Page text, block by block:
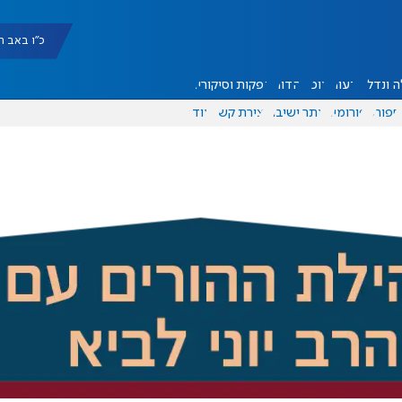
כ"ו באב
ונדל"ן דעות אוכל יהדות הפקות וסיקורים
ספורט פורומים אתר ישיבה יצירת קשר עוד